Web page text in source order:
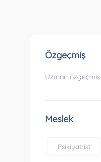
Özgeçmiş
Uzman
Meslek
Psikiyatrist